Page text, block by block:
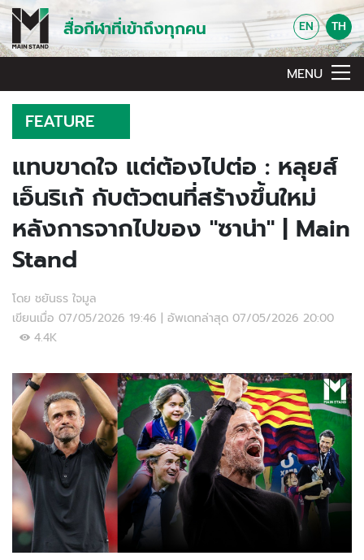
สื่อกีฬาที่เข้าถึงทุกคน EN TH
MENU
FEATURE
แทบขาดใจ แต่ต้องไปต่อ : หลุยส์
เอ็นริเก้ กับตัวตนที่สร้างขึ้นใหม่
หลังการจากไปของ "ซาน่า" | Main
Stand
โดย ชยันธร ใจมูล
เขียนเมื่อ 07/05/2026 19:46 | อัพเดทล่าสุด 07/05/2026 20:00
4.4K